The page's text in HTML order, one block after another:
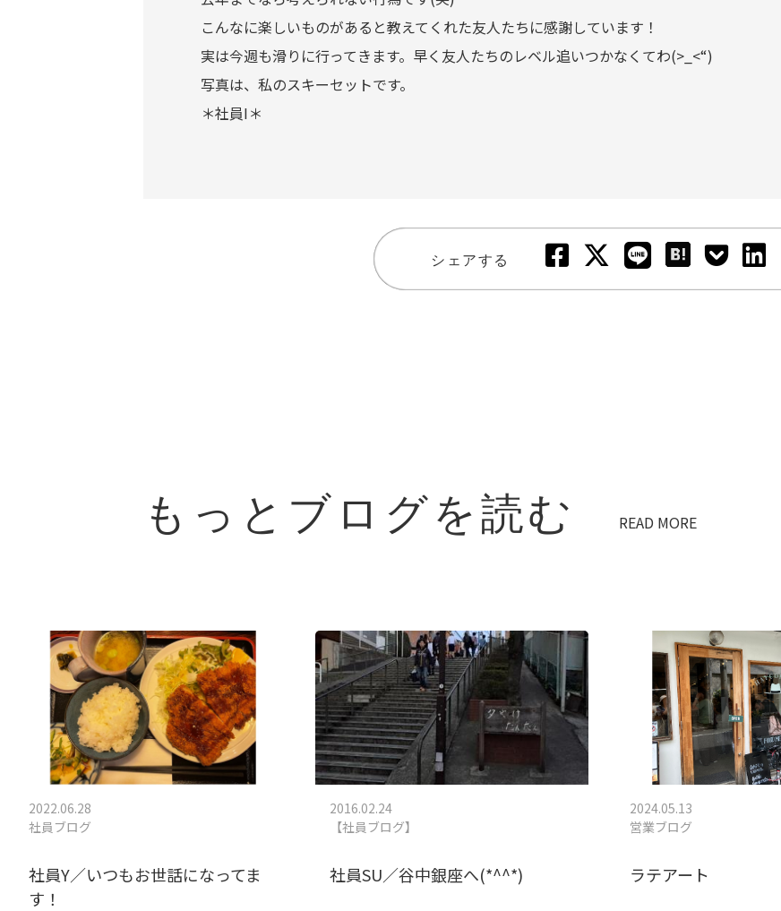
こんなに楽しいものがあると教えてくれた友人たちに感謝しています！
実は今週も滑りに行ってきます。早く友人たちのレベル追いつかなくてわ(>_<“)
写真は、私のスキーセットです。
＊社員I＊
シェアする
もっとブログを読む READ MORE
2022.06.28
社員ブログ
社員Y／いつもお世話になってま
す！
2016.02.24
【社員ブログ】
社員SU／谷中銀座へ(*^^*)
2024.05.13
営業ブログ
ラテアート